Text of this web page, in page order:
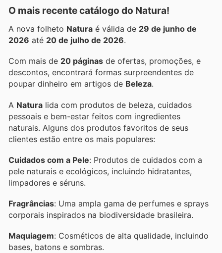
O mais recente catálogo do Natura!
A nova folheto Natura é válida de 29 de junho de
2026 até 20 de julho de 2026.
Com mais de 20 páginas de ofertas, promoções, e
descontos, encontrará formas surpreendentes de
poupar dinheiro em artigos de Beleza.
A Natura lida com produtos de beleza, cuidados
pessoais e bem-estar feitos com ingredientes
naturais. Alguns dos produtos favoritos de seus
clientes estão entre os mais populares:
Cuidados com a Pele: Produtos de cuidados com a
pele naturais e ecológicos, incluindo hidratantes,
limpadores e séruns.
Fragrâncias: Uma ampla gama de perfumes e sprays
corporais inspirados na biodiversidade brasileira.
Maquiagem: Cosméticos de alta qualidade, incluindo
bases, batons e sombras.